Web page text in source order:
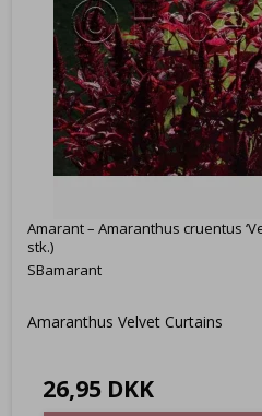
Amarant – Amaranthus cruentus
stk.)
SBamarant
Amaranthus Velvet Curtains
26,95 DKK